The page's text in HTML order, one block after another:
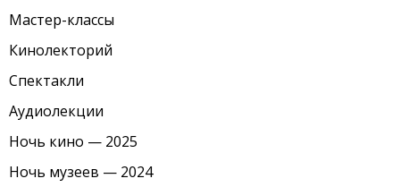
Мастер-классы
Кинолекторий
Спектакли
Аудиолекции
Ночь кино — 2025
Ночь музеев — 2024